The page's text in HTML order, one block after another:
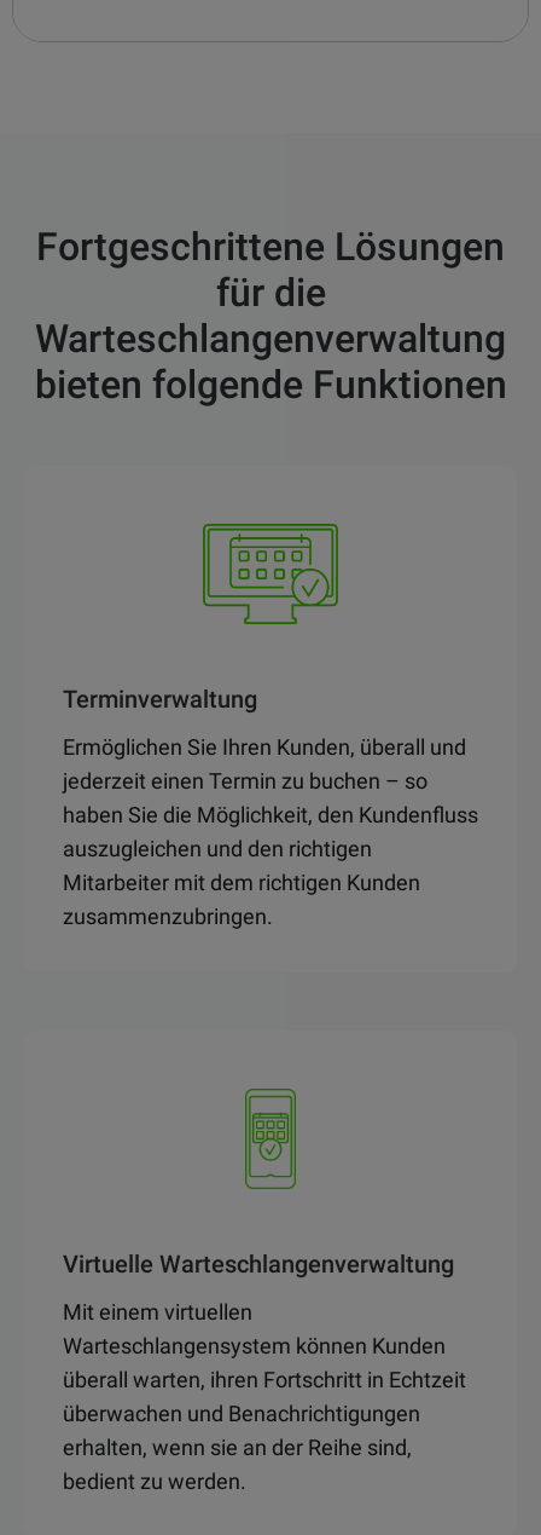
Fortgeschrittene Lösungen
für die
Warteschlangenverwaltung
bieten folgende Funktionen
Terminverwaltung
Ermöglichen Sie Ihren Kunden, überall und
jederzeit einen Termin zu buchen – so
haben Sie die Möglichkeit, den Kundenfluss
auszugleichen und den richtigen
Mitarbeiter mit dem richtigen Kunden
zusammenzubringen.
Virtuelle Warteschlangenverwaltung
Mit einem virtuellen
Warteschlangensystem können Kunden
überall warten, ihren Fortschritt in Echtzeit
überwachen und Benachrichtigungen
erhalten, wenn sie an der Reihe sind,
bedient zu werden.